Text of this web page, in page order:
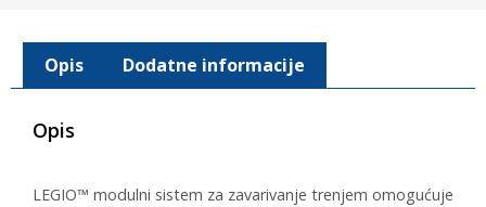
Opis Dodatne informacije
Opis
LEGIO™ modulni sistem za zavarivanje trenjem omogućuje